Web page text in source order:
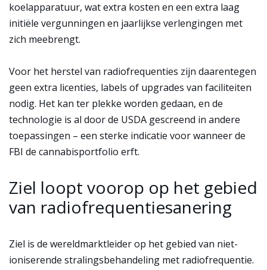
koelapparatuur, wat extra kosten en een extra laag
initiële vergunningen en jaarlijkse verlengingen met
zich meebrengt.
Voor het herstel van radiofrequenties zijn daarentegen
geen extra licenties, labels of upgrades van faciliteiten
nodig. Het kan ter plekke worden gedaan, en de
technologie is al door de USDA gescreend in andere
toepassingen – een sterke indicatie voor wanneer de
FBI de cannabisportfolio erft.
Ziel loopt voorop op het gebied
van radiofrequentiesanering
Ziel is de wereldmarktleider op het gebied van niet-
ioniserende stralingsbehandeling met radiofrequentie.